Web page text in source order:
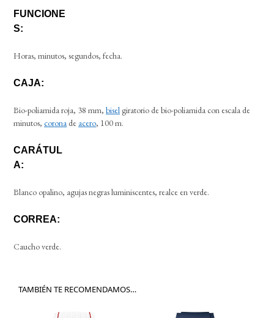
FUNCIONE
S:
Horas, minutos, segundos, fecha.
CAJA:
Bio-poliamida roja, 38 mm, bisel giratorio de bio-poliamida con escala de
minutos, corona de acero, 100 m.
CARÁTUL
A:
Blanco opalino, agujas negras luminiscentes, realce en verde.
CORREA:
Caucho verde.
TAMBIÉN TE RECOMENDAMOS…